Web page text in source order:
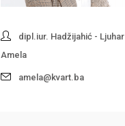
dipl.iur. Hadžijahić - Ljuhar
Amela
amela@kvart.ba